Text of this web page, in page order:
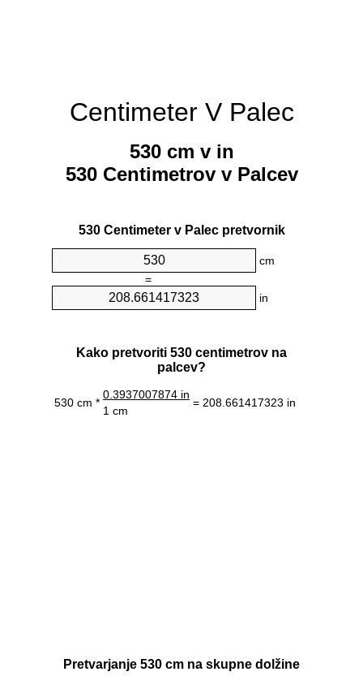
Centimeter V Palec
530 cm v in
530 Centimetrov v Palcev
530 Centimeter v Palec pretvornik
cm
=
in
Kako pretvoriti 530 centimetrov na
palcev?
530 cm *
0.3937007874 in
= 208.661417323 in
1 cm
Pretvarjanje 530 cm na skupne dolžine